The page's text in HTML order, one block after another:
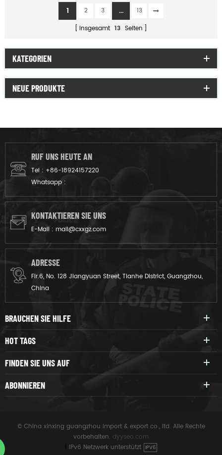
1 2 3 ...
13
insgesamt 13 Seiten
KATEGORIEN
NEUE PRODUKTE
RUF UNS HEUTE AN
Tel : +86-18924157220
Whatsapp :
KONTAKTIEREN SIE UNS
E-Mail : mail@cxxgz.com
ADRESSE
Flr.6, No. 128 Jiangyuan Street, Tianhe District, Guangzhou,
China
BRAUCHEN SIE HILFE
HOT TAGS
FINDEN SIE UNS AUF
ABONNIEREN
© China xinxing guangzhou import & export co., ltd. Alle Rechte
vorbehalten. dyyseo.com
IPv6 Netzwerk unterstützt IPV6